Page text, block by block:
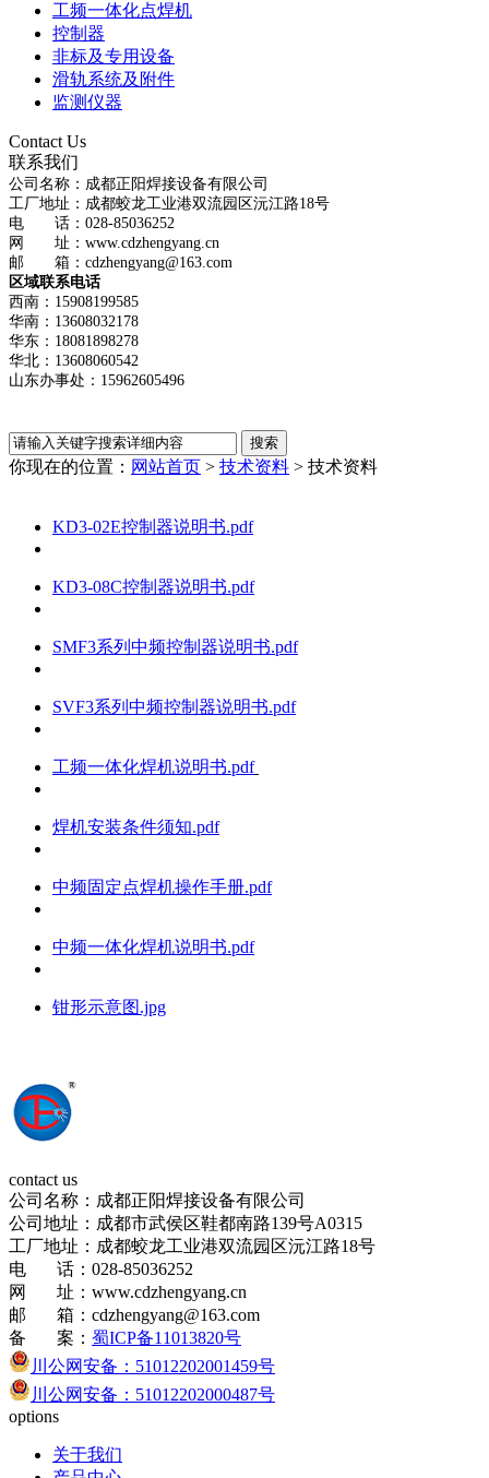
工频一体化点焊机
控制器
非标及专用设备
滑轨系统及附件
监测仪器
Contact Us
联系我们
公司名称：成都正阳焊接设备有限公司
工厂地址：成都蛟龙工业港双流园区沅江路18号
电 话：028-85036252
网 址：www.cdzhengyang.cn
邮 箱：cdzhengyang@163.com
区域联系电话
西南：15908199585
华南：13608032178
华东：18081898278
华北：13608060542
山东办事处：15962605496
你现在的位置： 网站首页 > 技术资料 > 技术资料
KD3-02E控制器说明书.pdf
KD3-08C控制器说明书.pdf
SMF3系列中频控制器说明书.pdf
SVF3系列中频控制器说明书.pdf
工频一体化焊机说明书.pdf
焊机安装条件须知.pdf
中频固定点焊机操作手册.pdf
中频一体化焊机说明书.pdf
钳形示意图.jpg
contact us
公司名称：成都正阳焊接设备有限公司
公司地址：成都市武侯区鞋都南路139号A0315
工厂地址：成都蛟龙工业港双流园区沅江路18号
电 话：028-85036252
网 址：www.cdzhengyang.cn
邮 箱：cdzhengyang@163.com
备 案： 蜀ICP备11013820号
川公网安备：51012202001459号
川公网安备：51012202000487号
options
关于我们